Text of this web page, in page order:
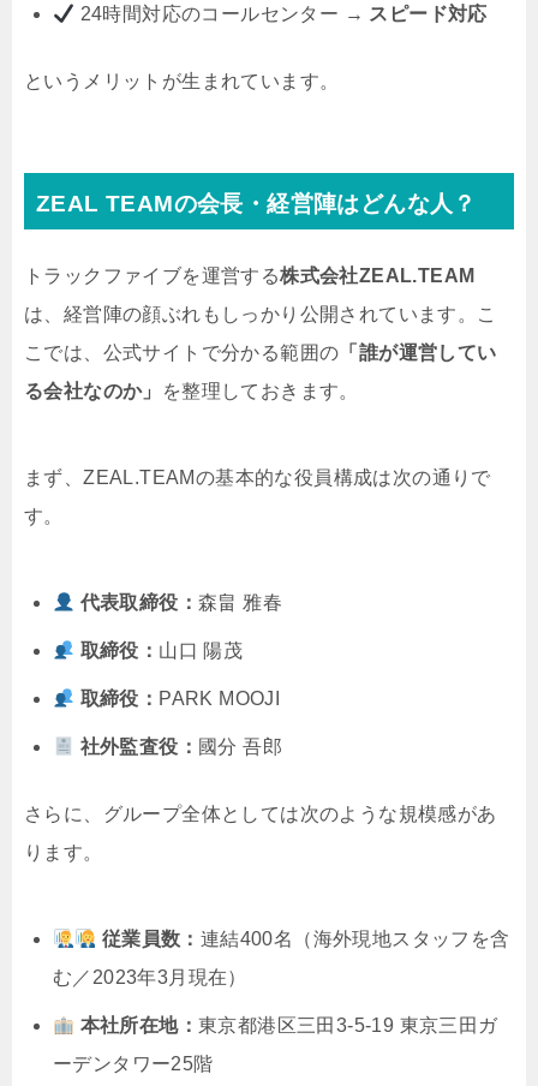
24時間対応のコールセンター → スピード対応
というメリットが生まれています。
ZEAL TEAMの会長・経営陣はどんな人？
トラックファイブを運営する株式会社ZEAL.TEAM
は、経営陣の顔ぶれもしっかり公開されています。こ
こでは、公式サイトで分かる範囲の 「誰が運営してい
る会社なのか」
を整理しておきます。
まず、ZEAL.TEAMの基本的な役員構成は次の通りで
す。
代表取締役：森畠 雅春
取締役： 山口 陽茂
取締役： PARK MOOJI
社外監査役： 國分 吾郎
さらに、グループ全体としては次のような規模感があ
ります。
従業員数： 連結400名（海外現地スタッフを含
む／2023年3月現在）
本社所在地：東京都港区三田3-5-19 東京三田ガ
ーデンタワー25階